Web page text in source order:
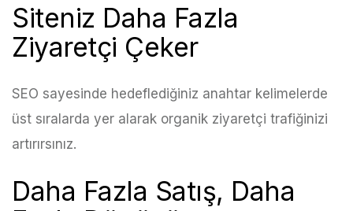
Siteniz Daha Fazla
Ziyaretçi Çeker
SEO sayesinde hedeflediğiniz anahtar kelimelerde
üst sıralarda yer alarak organik ziyaretçi trafiğinizi
artırırsınız.
Daha Fazla Satış, Daha